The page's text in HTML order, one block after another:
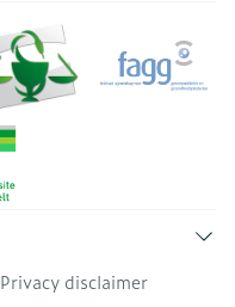
Privacy disclaimer